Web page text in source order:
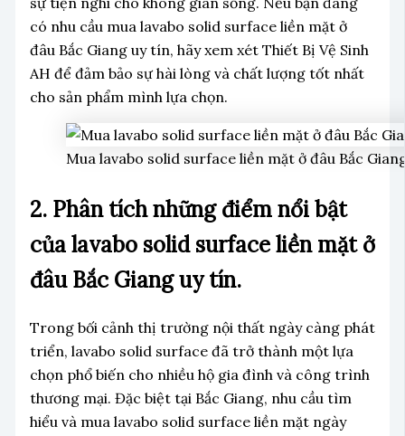
có nhu cầu mua lavabo solid surface liền mặt ở
đâu Bắc Giang uy tín, hãy xem xét Thiết Bị Vệ Sinh
AH để đảm bảo sự hài lòng và chất lượng tốt nhất
cho sản phẩm mình lựa chọn.
Mua lavabo solid surface liền mặt ở đâu Bắc
2. Phân tích những điểm nổi bật
của lavabo solid surface liền mặt ở
đâu Bắc Giang uy tín.
Trong bối cảnh thị trường nội thất ngày càng phát
triển, lavabo solid surface đã trở thành một lựa
chọn phổ biến cho nhiều hộ gia đình và công trình
thương mại. Đặc biệt tại Bắc Giang, nhu cầu tìm
hiểu và mua lavabo solid surface liền mặt ngày